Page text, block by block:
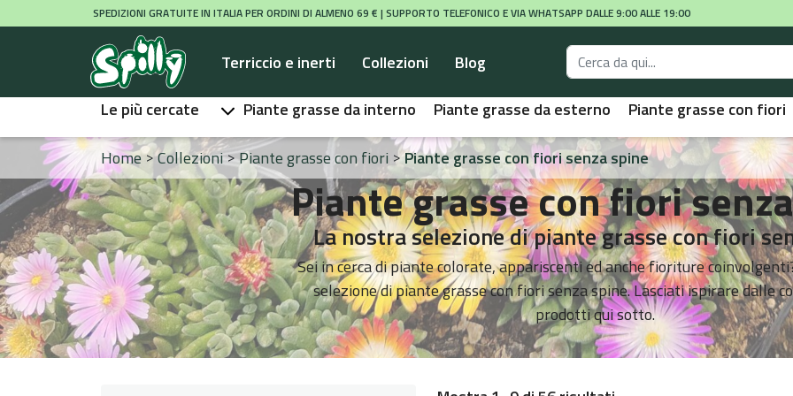
Le più cercate Piante grasse da interno Piante grasse da esterno Piante grasse con fiori
Terriccio e inerti Collezioni Blog
SPEDIZIONI GRATUITE IN ITALIA PER ORDINI DI ALMENO 69 € | SUPPORTO TELEFONICO E VIA WHATSAPP DALLE 9:00 ALLE 19:00
Home > Collezioni > Piante grasse con fiori > Piante grasse con fiori senza spine
Piante grasse con fiori
La nostra selezione di piante grasse con fiori
Sei in cerca di piante colorate, appariscenti ed anche fioriture
selezione di piante grasse con fiori senza spine. Lasciati ispirare dalle
prodotti qui sotto.